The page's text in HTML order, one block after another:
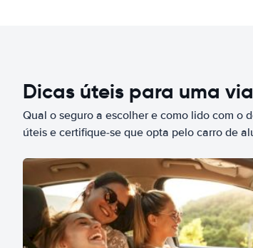
Dicas úteis para uma
Qual o seguro a escolher e como lido com o
úteis e certifique-se que opta pelo carro de